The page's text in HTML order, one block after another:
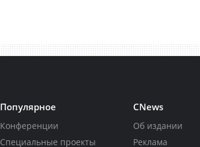
Популярное
Конференции
Специальные проекты
CNews
Об издании
Реклама